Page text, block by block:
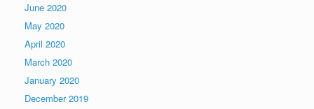
June 2020
May 2020
April 2020
March 2020
January 2020
December 2019